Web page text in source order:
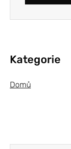
Kategorie
Domů